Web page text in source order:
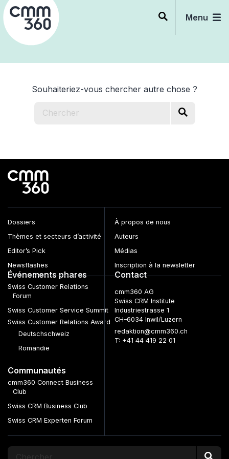
Skip
to
content
Menu
Souhaiteriez-vous chercher autre chose ?
Dossiers
Thèmes et secteurs d’activité
Editor’s Pick
Newsflashes
À propos de nous
Auteurs
Médias
Inscription à la newsletter
Événements phares
Swiss Customer Relations
Forum
Swiss Customer Service Summit
Swiss Customer Relations Award
Deutschschweiz
Romandie
Communautés
cmm360 Connect Business
Club
Swiss CRM Business Club
Swiss CRM Experten Forum
Contact
cmm360 AG
Swiss CRM Institute
Industriestrasse 1
CH–6034 Inwil/Luzern
redaktion@cmm360.ch
T: +41 44 419 22 01